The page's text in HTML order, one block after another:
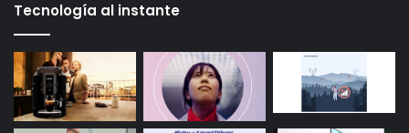
Tecnología al instante